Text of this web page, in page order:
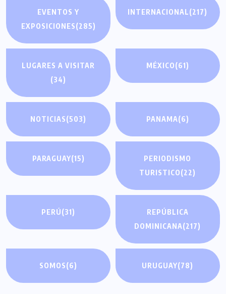
EVENTOS Y
EXPOSICIONES(285)
INTERNACIONAL(217)
LUGARES A VISITAR
(34)
MÉXICO(61)
NOTICIAS(503) PANAMA(6)
PARAGUAY(15)
PERIODISMO
TURISTICO(22)
PERÚ(31)
REPÚBLICA
DOMINICANA(217)
SOMOS(6) URUGUAY(78)